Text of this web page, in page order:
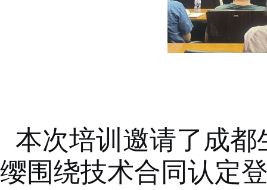
本次培训 邀请了 成都
缨围绕技术合同认定